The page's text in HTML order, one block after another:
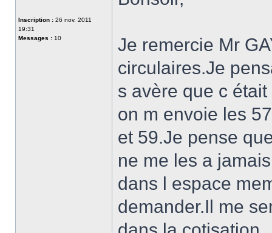
Inscription : 26 nov. 2011
19:31
Messages : 10
Je remercie Mr
circulaires.Je
s avère que c
on m envoie les
et 59.Je pense
ne me les a
dans l espace
demander.Il me